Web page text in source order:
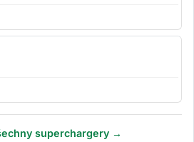
superchargery →